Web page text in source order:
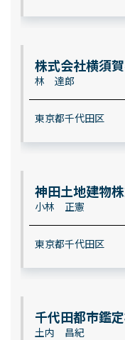
株式会社横須
林 達郎
東京都千代田区
神田土地建物
小林 正憲
東京都千代田区
千代田都市鑑
土内 昌紀